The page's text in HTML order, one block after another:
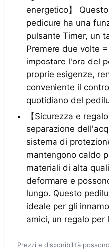
energetico】
pedicure ha una
pulsante Timer, un
Premere due volte
impostare l'ora del
proprie esigenze,
conveniente il
quotidiano del
【Sicurezza e
separazione
sistema di
mantengono caldo
materiali di alta
deformare e
lungo. Questo
ideale per gli
amici, un regalo per
Prezzi e disponibilità